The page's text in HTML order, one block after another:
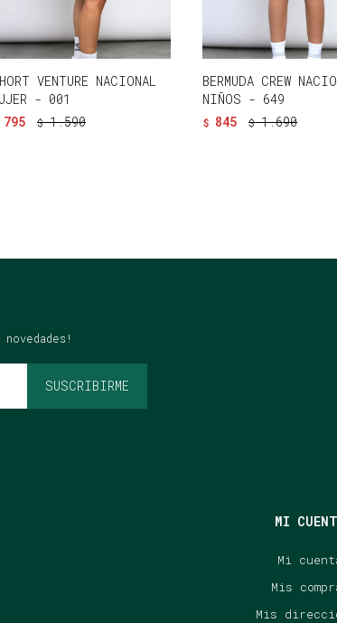
VENTURE NACIONAL
- 001
795 $ 1.590
BERMUDA CREW
NIÑOS - 649
$ 845 $ 1.690
MI
Mi
Mis
Mis
SUSCRIBIRME